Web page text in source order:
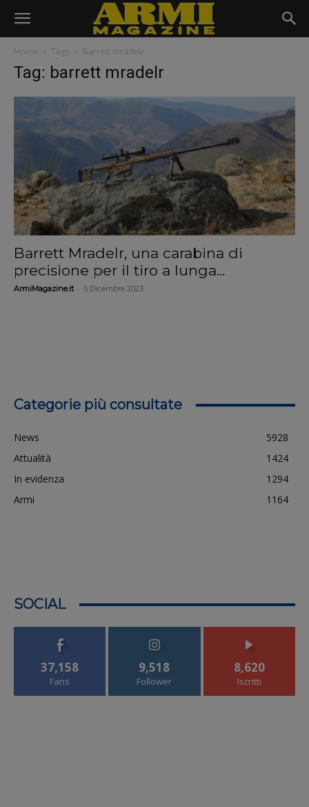
Home Tags Barrett mradelr
Tag: barrett mradelr
Barrett Mradelr, una carabina di
precisione per il tiro a lunga...
ArmiMagazine.it 5 Dicembre 2023
Categorie più consultate
News
5928
Attualità
1424
In evidenza
1294
Armi
1164
SOCIAL
37,158
Fans
9,518
Follower
8,620
Iscritti